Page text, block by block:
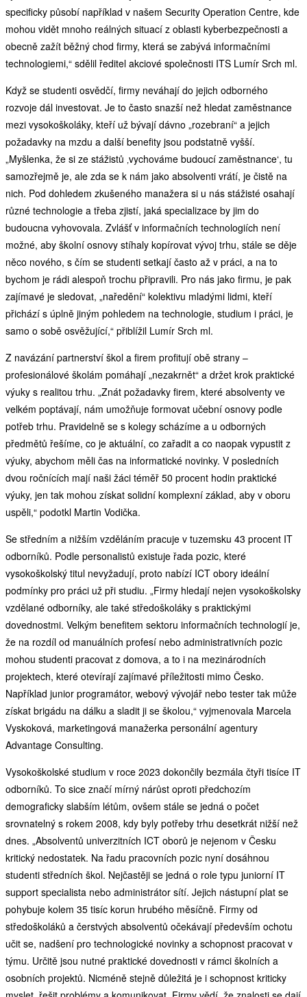
specificky působí například v našem Security Operation Centre, kde
mohou vidět mnoho reálných situací z oblasti kyberbezpečnosti a
obecně zažít běžný chod firmy, která se zabývá informačními
technologiemi,“ sdělil ředitel akciové společnosti ITS Lumír Srch ml.
Když se studenti osvědčí, firmy neváhají do jejich odborného
rozvoje dál investovat. Je to často snazší než hledat zaměstnance
mezi vysokoškoláky, kteří už bývají dávno „rozebraní“ a jejich
požadavky na mzdu a další benefity jsou podstatně vyšší.
„Myšlenka, že si ze stážistů ‚vychováme budoucí zaměstnance‘, tu
samozřejmě je, ale zda se k nám jako absolventi vrátí, je čistě na
nich. Pod dohledem zkušeného manažera si u nás stážisté osahají
různé technologie a třeba zjistí, jaká specializace by jim do
budoucna vyhovovala. Zvlášť v informačních technologiích není
možné, aby školní osnovy stíhaly kopírovat vývoj trhu, stále se děje
něco nového, s čím se studenti setkají často až v práci, a na to
bychom je rádi alespoň trochu připravili. Pro nás jako firmu, je pak
zajímavé je sledovat, „naředění“ kolektivu mladými lidmi, kteří
přichází s úplně jiným pohledem na technologie, studium i práci, je
samo o sobě osvěžující,“ přiblížil Lumír Srch ml.
Z navázání partnerství škol a firem profitují obě strany –
profesionálové školám pomáhají „nezakrnět“ a držet krok praktické
výuky s realitou trhu. „Znát požadavky firem, které absolventy ve
velkém poptávají, nám umožňuje formovat učební osnovy podle
potřeb trhu. Pravidelně se s kolegy scházíme a u odborných
předmětů řešíme, co je aktuální, co zařadit a co naopak vypustit z
výuky, abychom měli čas na informatické novinky. V posledních
dvou ročnících mají naši žáci téměř 50 procent hodin praktické
výuky, jen tak mohou získat solidní komplexní základ, aby v oboru
uspěli,“ podotkl Martin Vodička.
Se středním a nižším vzděláním pracuje v tuzemsku 43 procent IT
odborníků. Podle personalistů existuje řada pozic, které
vysokoškolský titul nevyžadují, proto nabízí ICT obory ideální
podmínky pro práci už při studiu. „Firmy hledají nejen vysokoškolsky
vzdělané odborníky, ale také středoškoláky s praktickými
dovednostmi. Velkým benefitem sektoru informačních technologií je,
že na rozdíl od manuálních profesí nebo administrativních pozic
mohou studenti pracovat z domova, a to i na mezinárodních
projektech, které otevírají zajímavé příležitosti mimo Česko.
Například junior programátor, webový vývojář nebo tester tak může
získat brigádu na dálku a sladit ji se školou,“ vyjmenovala Marcela
Vyskoková, marketingová manažerka personální agentury
Advantage Consulting.
Vysokoškolské studium v roce 2023 dokončily bezmála čtyři tisíce IT
odborníků. To sice značí mírný nárůst oproti předchozím
demograficky slabším létům, ovšem stále se jedná o počet
srovnatelný s rokem 2008, kdy byly potřeby trhu desetkrát nižší než
dnes. „Absolventů univerzitních ICT oborů je nejenom v Česku
kritický nedostatek. Na řadu pracovních pozic nyní dosáhnou
studenti středních škol. Nejčastěji se jedná o role typu juniorní IT
support specialista nebo administrátor sítí. Jejich nástupní plat se
pohybuje kolem 35 tisíc korun hrubého měsíčně. Firmy od
středoškoláků a čerstvých absolventů očekávají především ochotu
učit se, nadšení pro technologické novinky a schopnost pracovat v
týmu. Určitě jsou nutné praktické dovednosti v rámci školních a
osobních projektů. Nicméně stejně důležitá je i schopnost kriticky